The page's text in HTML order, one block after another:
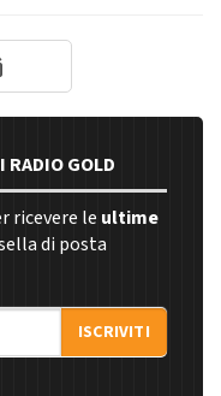
RADIO GOLD
ricevere le ultime
di posta
ISCRIVITI